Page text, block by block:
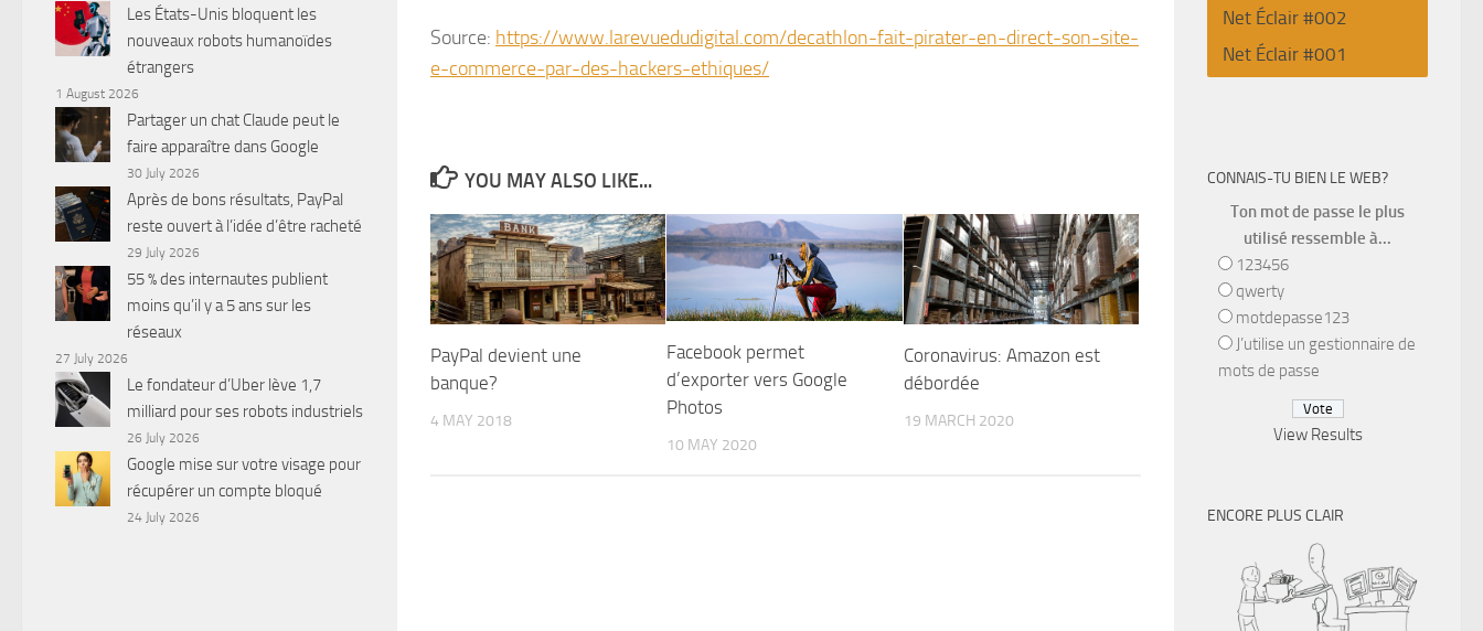
Source: https://www.larevuedudigital.com/decathlon-fait-pirater-en-direct-son-site-
e-commerce-par-des-hackers-ethiques/
YOU MAY ALSO LIKE...
PayPal devient une
banque?
4 MAY 2018
Facebook permet
d’exporter vers Google
Photos
10 MAY 2020
Coronavirus: Amazon est
débordée
19 MARCH 2020
Les États-Unis bloquent les
nouveaux robots humanoïdes
étrangers
1 August 2026
Partager un chat Claude peut le
faire apparaître dans Google
30 July 2026
Après de bons résultats, PayPal
reste ouvert à l’idée d’être racheté
29 July 2026
55 % des internautes publient
moins qu’il y a 5 ans sur les
réseaux
27 July 2026
Le fondateur d’Uber lève 1,7
milliard pour ses robots industriels
26 July 2026
Google mise sur votre visage pour
récupérer un compte bloqué
24 July 2026
Net Éclair #002
Net Éclair #001
CONNAIS-TU BIEN LE WEB?
Ton mot de passe le plus
utilisé ressemble à...
123456
qwerty
motdepasse123
J’utilise un gestionnaire de
mots de passe
View Results
ENCORE PLUS CLAIR